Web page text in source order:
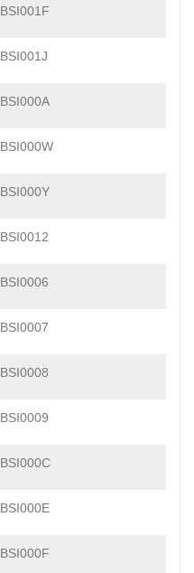
BSI001F
BSI001J
BSI000A
BSI000W
BSI000Y
BSI0012
BSI0006
BSI0007
BSI0008
BSI0009
BSI000C
BSI000E
BSI000F